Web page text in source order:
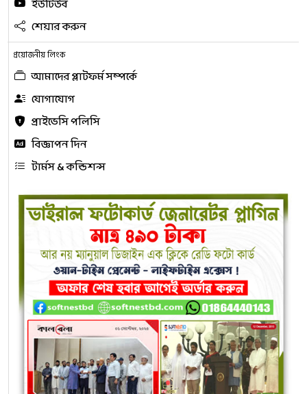
ইউটিউব
শেয়ার করুন
প্রয়োজনীয় লিংক
আমাদের প্লাটফর্ম সম্পর্কে
যোগাযোগ
প্রাইভেসি পলিসি
বিজ্ঞাপন দিন
টার্মস & কন্ডিশন্স